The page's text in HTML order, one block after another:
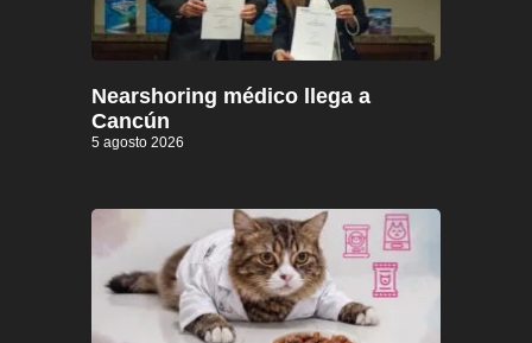
Nearshoring médico llega a
Cancún
5 agosto 2026